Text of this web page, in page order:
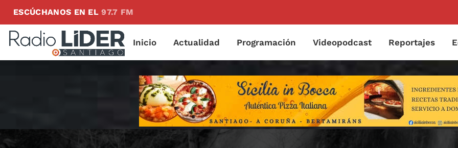
ESCÚCHANOS EN EL97.7 FM
Inicio Actualidad Programación Videopodcast Reportajes